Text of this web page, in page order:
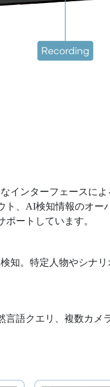
インターフェースに
、AI検知情報のオー
ートしています。
知。特定人物やシナ
言語クエリ、複数カメ